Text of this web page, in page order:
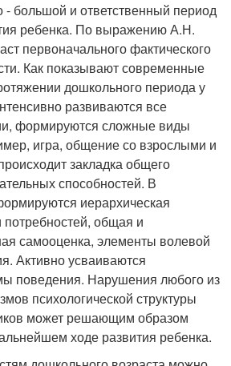
- большой и ответственный период
ребенка. По выражению А.Н.
первоначального фактического
Как показывают современные
дошкольного периода у
развиваются все
формируются сложные виды
игра, общение со взрослыми и
закладка общего
способностей. В
иерархическая
потребностей, общая и
самооценка, элементы волевой
Активно усваиваются
поведения. Нарушения любого из
психологической структуры
может решающим образом
ходе развития ребенка.